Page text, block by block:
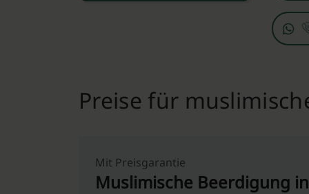
Preise für
Mit Preisgarantie
Muslimische Beerdigung